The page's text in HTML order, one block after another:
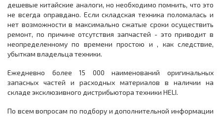
дешевые китайские аналоги, но необходимо помнить, что это
не всегда оправдано. Если складская техника поломалась и
нет возможности в максимально сжатые сроки осуществить
ремонт, по причине отсутствия запчастей - это приводит в
неопределенному по времени простою и , как следствие,
убыткам владельца техники.
Ежедневно более 15 000 наименований оригинальных
запасных частей и расходных материалов в наличии на
складе эксклюзивного дистрибьютора техники HELI.
По всем вопросам по подбору и дополнительной информации